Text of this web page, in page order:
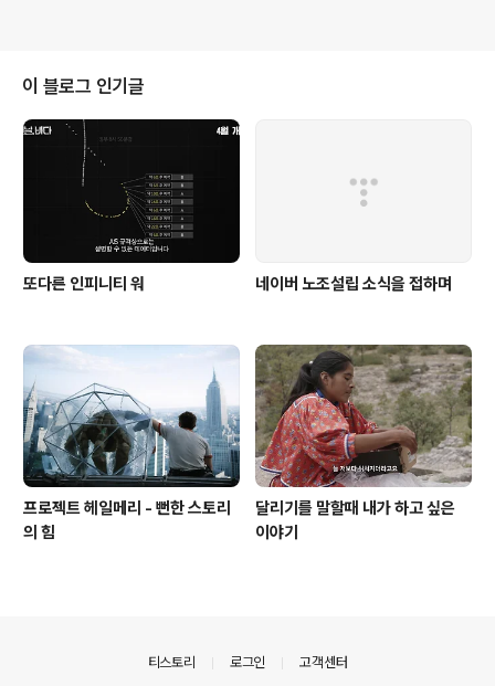
이 블로그 인기글
또다른 인피니티 워 네이버 노조설립 소식을 접하며
프로젝트 헤일메리 - 뻔한 스토리
의 힘
달리기를 말할때 내가 하고 싶은
이야기
티스토리 로그인 고객센터